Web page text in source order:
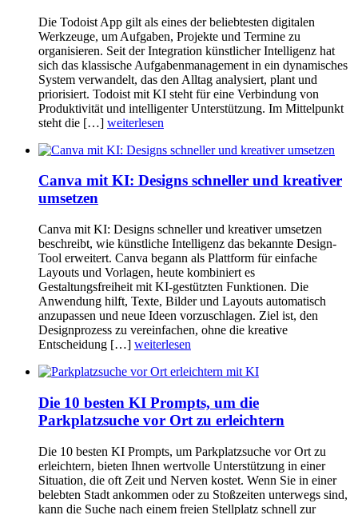
Die Todoist App gilt als eines der beliebtesten digitalen
Werkzeuge, um Aufgaben, Projekte und Termine zu
organisieren. Seit der Integration künstlicher Intelligenz hat
sich das klassische Aufgabenmanagement in ein dynamisches
System verwandelt, das den Alltag analysiert, plant und
priorisiert. Todoist mit KI steht für eine Verbindung von
Produktivität und intelligenter Unterstützung. Im Mittelpunkt
steht die […] weiterlesen
Canva mit KI: Designs schneller und kreativer
umsetzen
Canva mit KI: Designs schneller und kreativer umsetzen
beschreibt, wie künstliche Intelligenz das bekannte Design-
Tool erweitert. Canva begann als Plattform für einfache
Layouts und Vorlagen, heute kombiniert es
Gestaltungsfreiheit mit KI-gestützten Funktionen. Die
Anwendung hilft, Texte, Bilder und Layouts automatisch
anzupassen und neue Ideen vorzuschlagen. Ziel ist, den
Designprozess zu vereinfachen, ohne die kreative
Entscheidung […] weiterlesen
Die 10 besten KI Prompts, um die
Parkplatzsuche vor Ort zu erleichtern
Die 10 besten KI Prompts, um Parkplatzsuche vor Ort zu
erleichtern, bieten Ihnen wertvolle Unterstützung in einer
Situation, die oft Zeit und Nerven kostet. Wenn Sie in einer
belebten Stadt ankommen oder zu Stoßzeiten unterwegs sind,
kann die Suche nach einem freien Stellplatz schnell zur